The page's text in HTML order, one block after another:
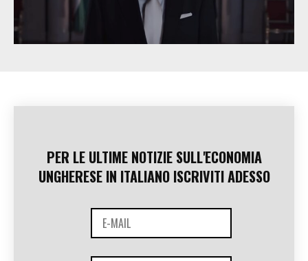
PER LE ULTIME NOTIZIE SULL'ECONOMIA
UNGHERESE IN ITALIANO ISCRIVITI ADESSO